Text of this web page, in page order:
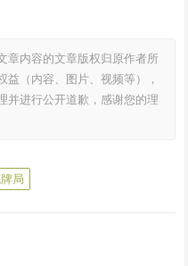
章内容的文章版权归原作者所
（内容、图片、视频等），
并进行公开道歉，感谢您的理
局